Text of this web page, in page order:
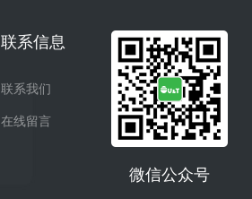
微信公众号
联系信息
联系我们
在线留言